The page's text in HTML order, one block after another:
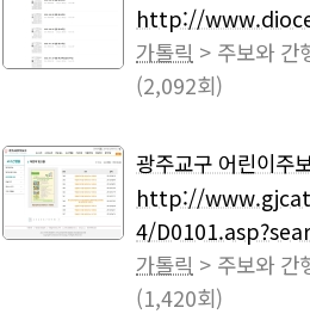
http://
가톨릭 > 주보와 간
(2,092회)
광주교구 어린이주
http://
4/
가톨릭 > 주보와 간
(1,420회)